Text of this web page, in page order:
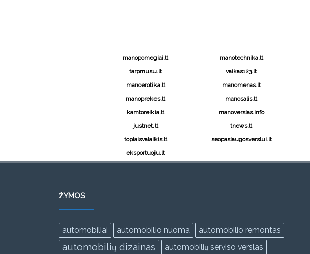
manopomegiai.lt manotechnika.lt
tarpmusu.lt
vaikas123.lt
manoerotika.lt
manomenas.lt
manoprekes.lt
manosalis.lt
kamtoreikia.lt
manoverslas.info
justnet.lt
tnews.lt
toplaisvalaikis.lt
seopaslaugosverslui.lt
eksportuoju.lt
ŽYMOS
automobiliai automobilio nuoma automobilio remontas
automobilių dizainas automobilių serviso verslas